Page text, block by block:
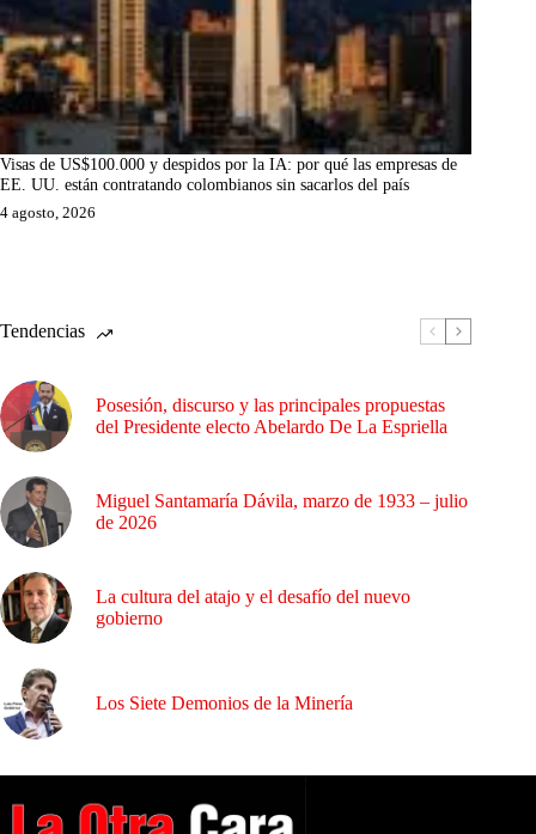
Visas de US$100.000 y despidos por la IA: por qué las empresas de
EE. UU. están contratando colombianos sin sacarlos del país
4 agosto, 2026
Tendencias
Posesión, discurso y las principales propuestas
del Presidente electo Abelardo De La Espriella
Miguel Santamaría Dávila, marzo de 1933 – julio
de 2026
La cultura del atajo y el desafío del nuevo
gobierno
Los Siete Demonios de la Minería